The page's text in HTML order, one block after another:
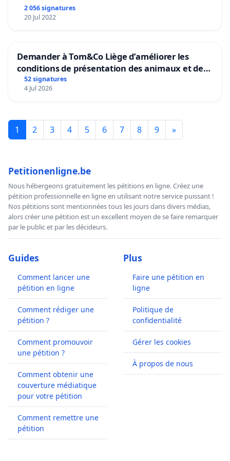
2 056 signatures
20 Jul 2022
Demander à Tom&Co Liège d’améliorer les
conditions de présentation des animaux et de
mettre fin à la vente d’animaux en magasin
52 signatures
4 Jul 2026
1 2 3 4 5 6 7 8 9 »
Petitionenligne.be
Nous hébergeons gratuitement les pétitions en ligne. Créez une
pétition professionnelle en ligne en utilisant notre service puissant !
Nos pétitions sont mentionnées tous les jours dans divers médias,
alors créer une pétition est un excellent moyen de se faire remarquer
par le public et par les décideurs.
Guides
Comment lancer une
pétition en ligne
Comment rédiger une
pétition ?
Comment promouvoir
une pétition ?
Comment obtenir une
couverture médiatique
pour votre pétition
Comment remettre une
pétition
Plus
Faire une pétition en
ligne
Politique de
confidentialité
Gérer les cookies
À propos de nous